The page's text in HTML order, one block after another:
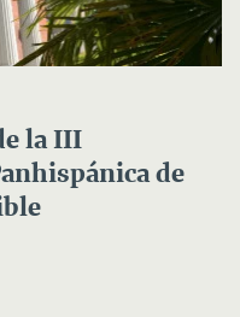
la III
de